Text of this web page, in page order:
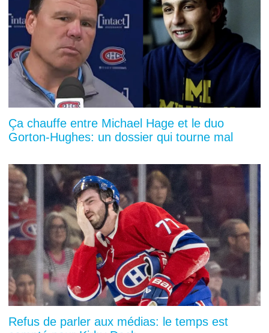
Ça chauffe entre Michael Hage et le duo
Gorton-Hughes: un dossier qui tourne mal
Refus de parler aux médias: le temps est